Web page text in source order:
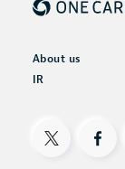
About us
IR
X